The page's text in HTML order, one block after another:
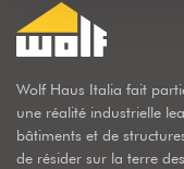
Wolf Haus Italia fait
une réalité industrielle
bâtiments et de
de résider sur la terre